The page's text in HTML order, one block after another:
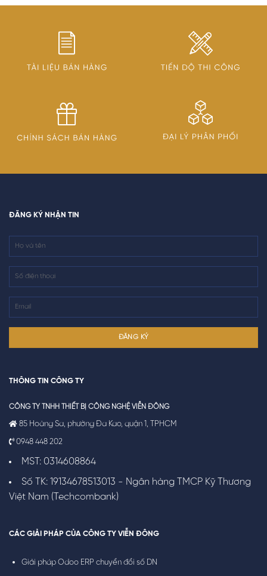
ĐĂNG KÝ NHẬN TIN
THÔNG TIN CÔNG TY
CÔNG TY TNHH THIẾT BỊ CÔNG NGHỆ VIỄN ĐÔNG
85 Hoàng Sa, phường Đa Kao, quận 1, TPHCM
0948 448 202
MST: 0314608864
Số TK: 19134678513013 - Ngân hàng TMCP Kỹ Thương
Việt Nam (Techcombank)
CÁC GIẢI PHÁP CỦA CÔNG TY VIỄN ĐÔNG
Giải pháp Odoo ERP chuyển đổi số DN